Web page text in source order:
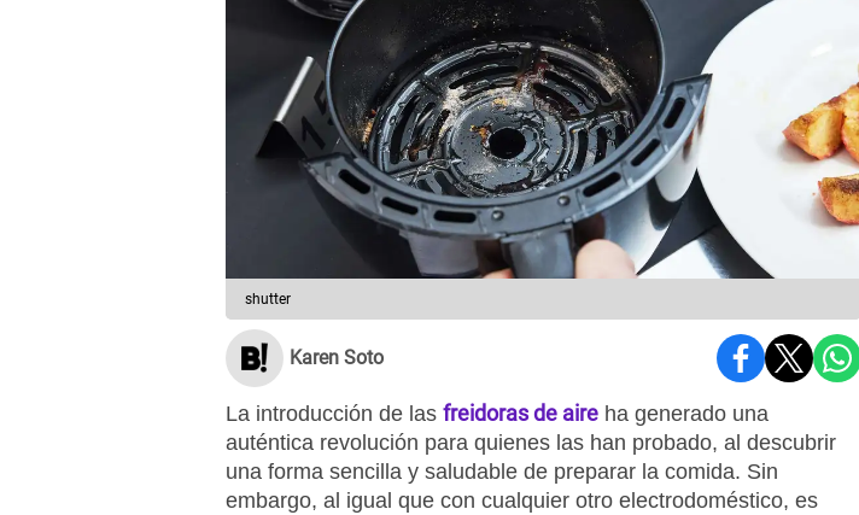
shutter
Karen Soto
La introducción de las freidoras de aire ha generado una
auténtica revolución para quienes las han probado, al descubrir
una forma sencilla y saludable de preparar la comida. Sin
embargo, al igual que con cualquier otro electrodoméstico, es